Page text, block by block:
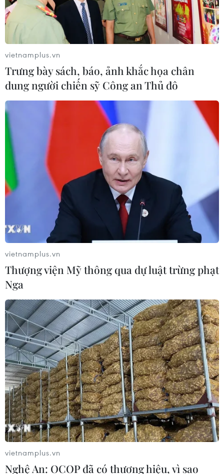
củng cố chủ quyền số
08/08/2026 04:15
Liên hợp quốc kêu gọi chấm dứt tấn
công dân thường trong xung đột
Nga-Ukraine
07/08/2026 04:29
Chính sách nhà ở của nước Anh -
Góc tham chiếu cho Việt Nam
07/08/2026 04:08
Bỉ tìm ra hướng đi mới trong điều trị
ung thư gan di căn
07/08/2026 04:05
Nga thoái vốn nhà nước khỏi Sân bay
Quốc tế Sheremetyevo
07/08/2026 00:22
Nga thông báo tấn công căn
cứ ngầm của Ukraine
06/08/2026 16:21
Tây Ban Nha: 100 người thiệt mạng
trong vụ vượt biển ồ ạt vào Ceuta
vietnamplus.vn
Trưng bày sách, báo, ảnh khắc họa chân
dung người chiến sỹ Công an Thủ đô
vietnamplus.vn
Thượng viện Mỹ thông qua dự luật trừng phạt
Nga
vietnamplus.vn
Nghệ An: OCOP đã có thương hiệu, vì sao